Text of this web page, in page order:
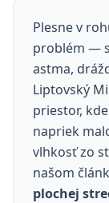
Plesne v
problém —
astma,
Liptovský
priestor,
napriek
vlhkosť zo
našom
plochej